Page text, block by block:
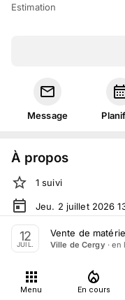
Estimation
Message
À propos
1 suivi
Jeu. 2 juillet 2026
Vente volontaire
Tout le monde peut
12
JUIL.
Vente de
Ville de Cergy ·
Menu En cours